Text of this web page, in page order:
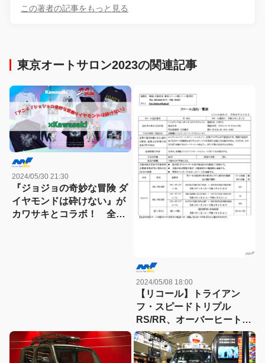
この著者の記事をもっと見る
東京オートサロン2023の関連記事
2024/05/30 21:30
『ジョジョの奇妙な冒険 ダ
イヤモンドは砕けない』が
カワサキとコラボ！ 全国
2024/05/08 18:00
【リコール】トライアン
フ・スピードトリプル
RS/RR、オーバーヒートの
恐れ